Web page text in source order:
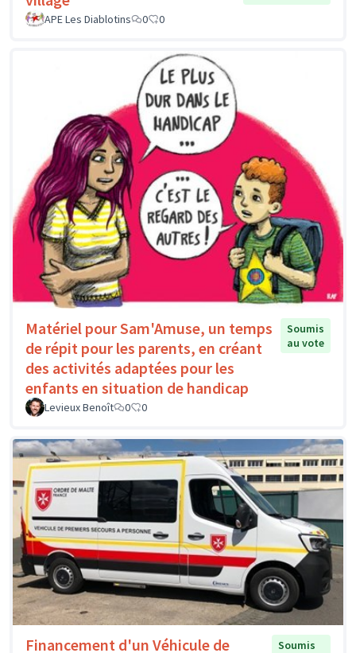
APE Les Diablotins
0 0
Matériel pour Sam'Amuse, un temps
de répit pour les parents, en créant
des activités adaptées pour les
enfants en situation de handicap
Soumis
au vote
Levieux Benoît 0 0
Financement d'un Véhicule de
Soumis